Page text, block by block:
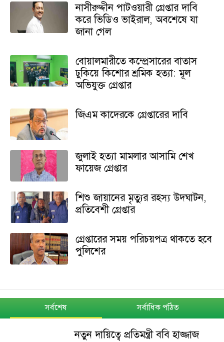
নাসীরুদ্দীন পাটওয়ারী গ্রেপ্তার দাবি
করে ভিডিও ভাইরাল, অবশেষে যা
জানা গেল
বোয়ালমারীতে কম্প্রেসারের বাতাস
ঢুকিয়ে কিশোর শ্রমিক হত্যা: মূল
অভিযুক্ত গ্রেপ্তার
জিএম কাদেরকে গ্রেপ্তারের দাবি
জুলাই হত্যা মামলার আসামি শেখ
ফায়েজ গ্রেপ্তার
শিশু জায়ানের মৃত্যুর রহস্য উদঘাটন,
প্রতিবেশী গ্রেপ্তার
গ্রেপ্তারের সময় পরিচয়পত্র থাকতে হবে
পুলিশের
সর্বশেষ সর্বাধিক পঠিত
নতুন দায়িত্বে প্রতিমন্ত্রী ববি হাজ্জাজ